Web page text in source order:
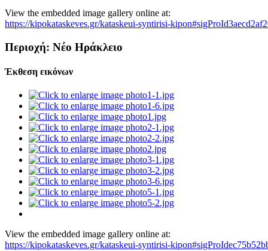
View the embedded image gallery online at:
https://kipokataskeves.gr/kataskeui-syntirisi-
Περιοχή: Νέο Ηράκλειο
Έκθεση εικόνων
View the embedded image gallery online at:
https://kipokataskeves.gr/kataskeui-syntirisi-